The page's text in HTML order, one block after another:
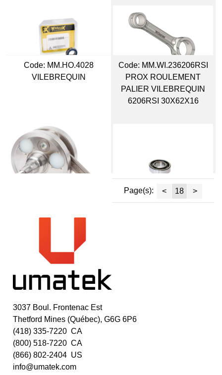
Code: MM.HO.4028
VILEBREQUIN
Code: MM.WI.236206RSI
PROX ROULEMENT
PALIER VILEBREQUIN
6206RSI 30X62X16
Page(s): < 18 >
3037 Boul. Frontenac Est
Thetford Mines (Québec), G6G 6P6
(418) 335-7220 CA
(800) 518-7220 CA
(866) 802-2404 US
info@umatek.com